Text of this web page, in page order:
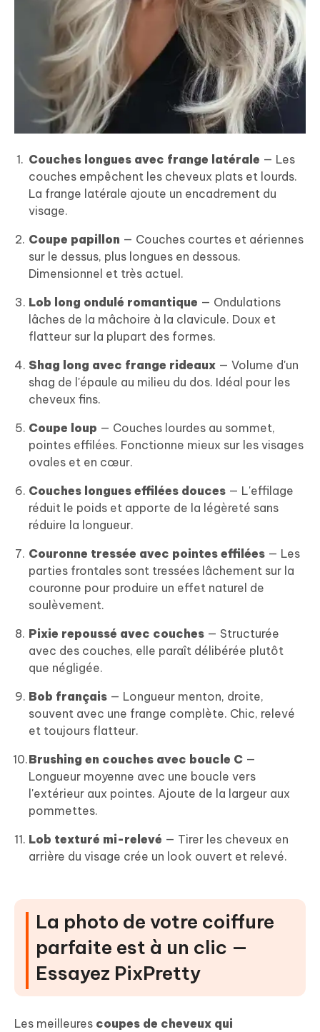
Couches longues avec frange latérale — Les
couches empêchent les cheveux plats et lourds.
La frange latérale ajoute un encadrement du
visage.
Coupe papillon — Couches courtes et aériennes
sur le dessus, plus longues en dessous.
Dimensionnel et très actuel.
Lob long ondulé romantique — Ondulations
lâches de la mâchoire à la clavicule. Doux et
flatteur sur la plupart des formes.
Shag long avec frange rideaux — Volume d'un
shag de l'épaule au milieu du dos. Idéal pour les
cheveux fins.
Coupe loup — Couches lourdes au sommet,
pointes effilées. Fonctionne mieux sur les visages
ovales et en cœur.
Couches longues effilées douces — L'effilage
réduit le poids et apporte de la légèreté sans
réduire la longueur.
Couronne tressée avec pointes effilées — Les
parties frontales sont tressées lâchement sur la
couronne pour produire un effet naturel de
soulèvement.
Pixie repoussé avec couches — Structurée
avec des couches, elle paraît délibérée plutôt
que négligée.
Bob français — Longueur menton, droite,
souvent avec une frange complète. Chic, relevé
et toujours flatteur.
Brushing en couches avec boucle C —
Longueur moyenne avec une boucle vers
l'extérieur aux pointes. Ajoute de la largeur aux
pommettes.
Lob texturé mi-relevé — Tirer les cheveux en
arrière du visage crée un look ouvert et relevé.
La photo de votre coiffure
parfaite est à un clic —
Essayez PixPretty
Les meilleures coupes de cheveux qui